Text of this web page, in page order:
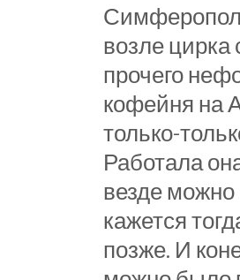
возле цирка
прочего
кофейня на
только-
Работала
везде можно
кажется
позже. И